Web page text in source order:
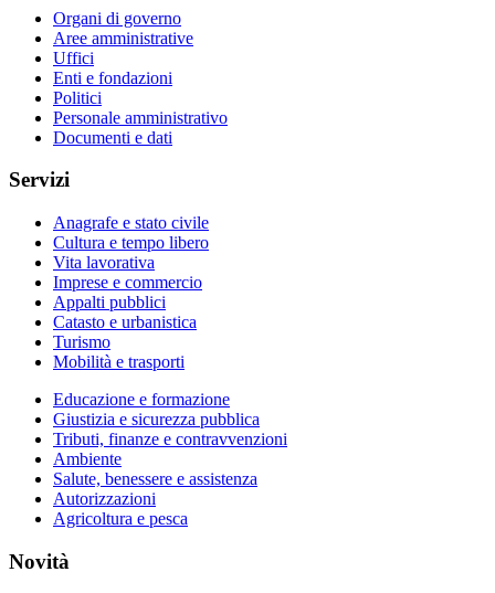
Organi di governo
Aree amministrative
Uffici
Enti e fondazioni
Politici
Personale amministrativo
Documenti e dati
Servizi
Anagrafe e stato civile
Cultura e tempo libero
Vita lavorativa
Imprese e commercio
Appalti pubblici
Catasto e urbanistica
Turismo
Mobilità e trasporti
Educazione e formazione
Giustizia e sicurezza pubblica
Tributi, finanze e contravvenzioni
Ambiente
Salute, benessere e assistenza
Autorizzazioni
Agricoltura e pesca
Novità